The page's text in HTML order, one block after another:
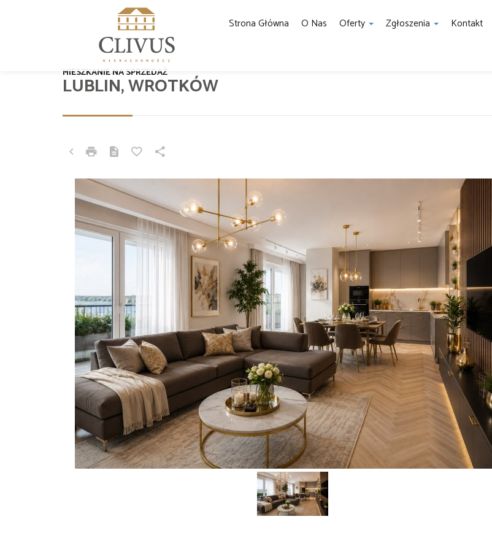
Strona Główna O Nas Oferty Zgłoszenia Kontakt
LUBLIN, WROTKÓW
MIESZKANIE NA SPRZEDAŻ